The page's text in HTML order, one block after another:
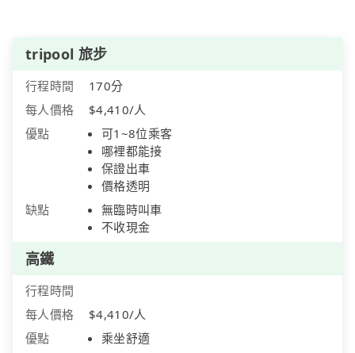
tripool 旅步
行程時間
170分
每人價格
$4,410/人
優點
可1~8位乘客
哪裡都能接
保證出車
價格透明
缺點
無臨時叫車
不收現金
高鐵
行程時間
每人價格
$4,410/人
優點
乘坐舒適